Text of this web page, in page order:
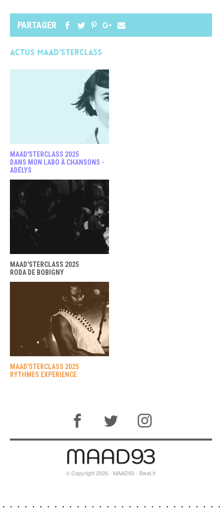
PARTAGER
Actus MAAD'STERCLASS
MAAD'STERCLASS 2025
DANS MON LABO À CHANSONS -
ADÉLYS
MAAD'STERCLASS 2025
RODA DE BOBIGNY
MAAD'STERCLASS 2025
RYTHMES EXPÉRIENCE
© Copyright 2026 - MAAD93 - Bwat.fr